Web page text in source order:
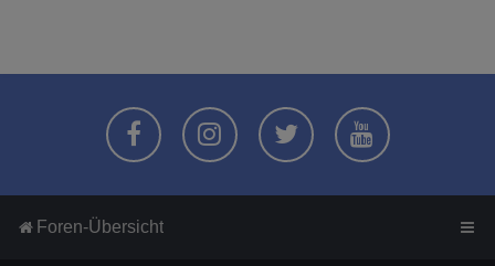
Foren-Übersicht